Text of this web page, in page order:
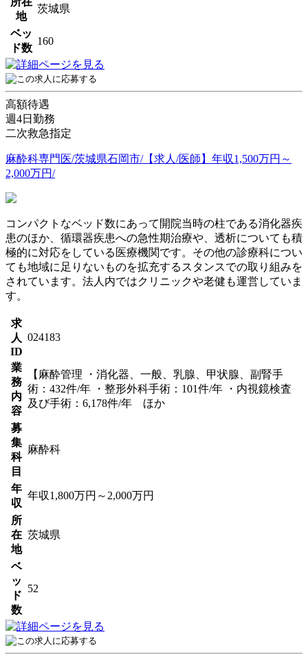
地
茨城県
ベッ
ド数
160
高額待遇
週4日勤務
二次救急指定
麻酔科専門医/茨城県石岡市/【求人/医師】年収1,500万円～
2,000万円/
コンパクトなベッド数にあって開院当時の柱である消化器疾
患のほか、循環器疾患への急性期治療や、透析についても積
極的に対応をしている医療機関です。その他の診療科につい
ても地域に足りないものを拡充するスタンスでの取り組みを
されています。法人内ではクリニックや老健も運営していま
す。
求
人
ID
024183
業
務
内
容
【麻酔管理 ・消化器、一般、乳腺、甲状腺、副腎手
術：432件/年 ・整形外科手術：101件/年 ・内視鏡検査
及び手術：6,178件/年 ほか
募
集
科
目
麻酔科
年
収
年収1,800万円～2,000万円
所
在
地
茨城県
ベ
ッ
ド
数
52